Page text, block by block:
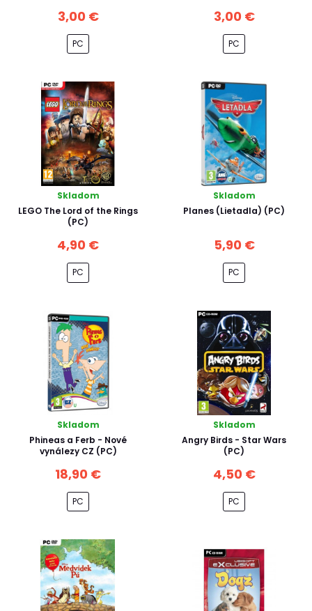
3,00 €
PC
3,00 €
PC
Skladom
LEGO The Lord of the Rings
(PC)
4,90 €
PC
Skladom
Planes (Lietadla) (PC)
5,90 €
PC
Skladom
Phineas a Ferb - Nové
vynálezy CZ (PC)
18,90 €
PC
Skladom
Angry Birds - Star Wars
(PC)
4,50 €
PC